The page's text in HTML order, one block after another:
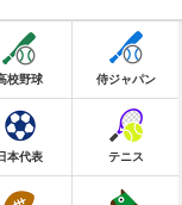
校野球 侍ジャパン
本代表 テニス